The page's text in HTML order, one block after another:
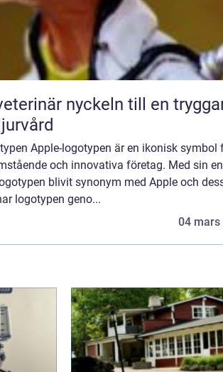
till en tryggare
Apple-logotypen är en ikonisk symbol
och innovativa företag. Med sin
blivit synonym med Apple och
logotypen geno...
04 mars